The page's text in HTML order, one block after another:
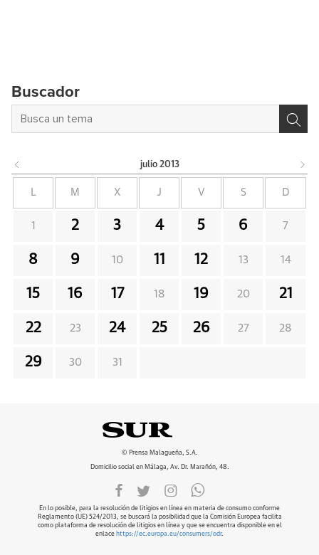
Buscador
julio 2013
L M X J V S D
1 2 3 4 5 6 7
8 9 10 11 12 13 14
15 16 17 18 19 20 21
22 23 24 25 26 27 28
29 30 31
© Prensa Malagueña, S.A.
Domicilio social en Málaga, Av. Dr. Marañón, 48.
En lo posible, para la resolución de litigios en línea en materia de consumo conforme
Reglamento (UE) 524/2013, se buscará la posibilidad que la Comisión Europea facilita
como plataforma de resolución de litigios en línea y que se encuentra disponible en el
enlace https://ec.europa.eu/consumers/odr.